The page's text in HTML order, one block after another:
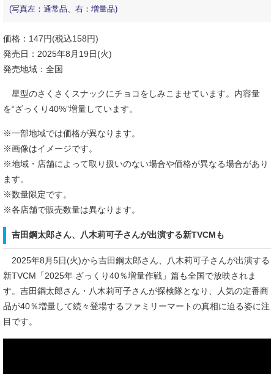
(写真左：通常品、右：増量品)
価格：147円(税込158円)
発売日：2025年8月19日(火)
発売地域：全国
星型のさくさくスナックにチョコをしみこませています。内容量
を“ざっくり40%”増量しています。
※一部地域では価格が異なります。
※画像はイメージです。
※地域・店舗によって取り扱いのない場合や価格が異なる場合があり
ます。
※数量限定です。
※各店舗で販売数量は異なります。
吉田鋼太郎さん、八木莉可子さんが出演する新TVCMも
2025年8月5日(火)から吉田鋼太郎さん、八木莉可子さんが出演する
新TVCM「2025年 ざっくり40％増量作戦」篇も全国で放映されま
す。吉田鋼太郎さん・八木莉可子さんが探検隊となり、人気の定番商
品が40％増量して続々登場するファミリーマートの真相に迫る姿に注
目です。